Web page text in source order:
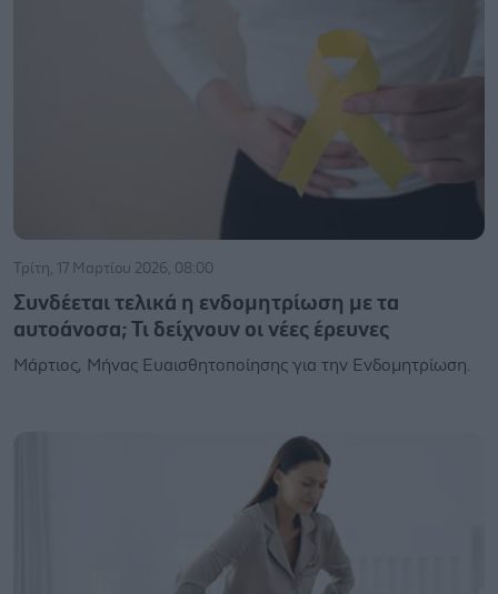
Τρίτη, 17 Μαρτίου 2026, 08:00
Συνδέεται τελικά η ενδομητρίωση με τα
αυτοάνοσα; Τι δείχνουν οι νέες έρευνες
Μάρτιος, Μήνας Ευαισθητοποίησης για την Ενδομητρίωση.